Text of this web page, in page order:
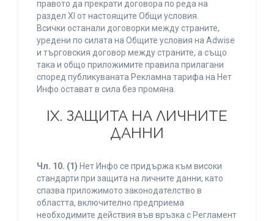
правото да прекрати договора по реда на
раздел XI от настоящите Общи условия.
Всички останали договорки между страните,
уредени по силата на Общите условия на Adwise
и търговския договор между страните, а също
така и общо приложимите правила прилагани
според публикуваната Рекламна тарифа на Нет
Инфо остават в сила без промяна.
IХ. ЗАЩИТА НА ЛИЧНИТЕ
ДАННИ
Чл. 10. (1) Нет Инфо се придържа към високи
стандарти при защита на личните данни, като
спазва приложимото законодателство в
областта, включително предприема
необходимите действия във връзка с Регламент